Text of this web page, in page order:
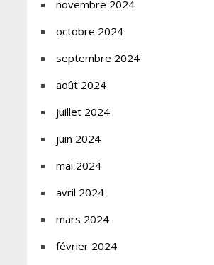
novembre 2024
octobre 2024
septembre 2024
août 2024
juillet 2024
juin 2024
mai 2024
avril 2024
mars 2024
février 2024